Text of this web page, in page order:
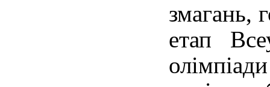
змагань,
етап